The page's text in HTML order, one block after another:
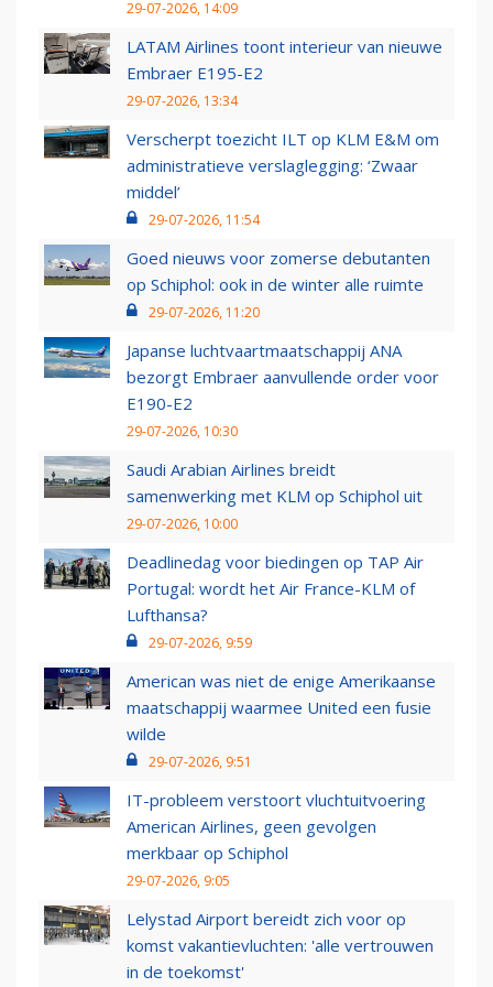
29-07-2026, 14:09
LATAM Airlines toont interieur van nieuwe
Embraer E195-E2
29-07-2026, 13:34
Verscherpt toezicht ILT op KLM E&M om
administratieve verslaglegging: ‘Zwaar
middel’
29-07-2026, 11:54
Goed nieuws voor zomerse debutanten
op Schiphol: ook in de winter alle ruimte
29-07-2026, 11:20
Japanse luchtvaartmaatschappij ANA
bezorgt Embraer aanvullende order voor
E190-E2
29-07-2026, 10:30
Saudi Arabian Airlines breidt
samenwerking met KLM op Schiphol uit
29-07-2026, 10:00
Deadlinedag voor biedingen op TAP Air
Portugal: wordt het Air France-KLM of
Lufthansa?
29-07-2026, 9:59
American was niet de enige Amerikaanse
maatschappij waarmee United een fusie
wilde
29-07-2026, 9:51
IT-probleem verstoort vluchtuitvoering
American Airlines, geen gevolgen
merkbaar op Schiphol
29-07-2026, 9:05
Lelystad Airport bereidt zich voor op
komst vakantievluchten: 'alle vertrouwen
in de toekomst'